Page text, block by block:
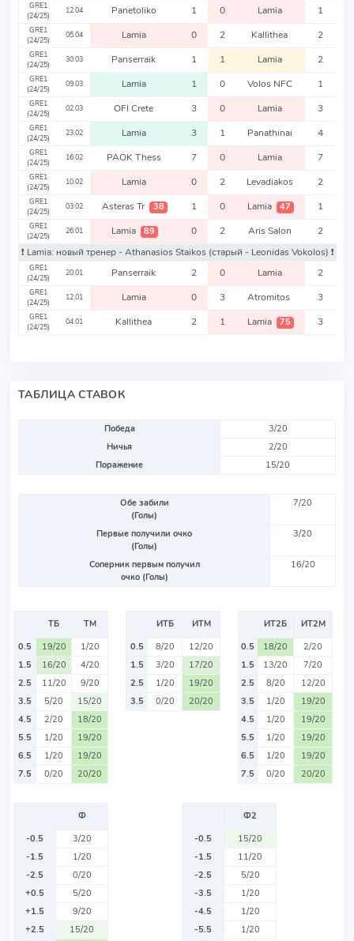
GRE1
(24/25)
12.04 Panetoliko 1 0 Lamia 1
GRE1
(24/25)
05.04 Lamia 0 2 Kallithea 2
GRE1
(24/25)
30.03 Panserraik 1 1 Lamia 2
GRE1
(24/25)
09.03 Lamia 1 0 Volos NFC 1
GRE1
(24/25)
02.03 OFI Crete 3 0 Lamia 3
GRE1
(24/25)
23.02 Lamia 3 1 Panathinai 4
GRE1
(24/25)
16.02 PAOK Thess 7 0 Lamia 7
GRE1
(24/25)
10.02 Lamia 0 2 Levadiakos 2
GRE1
(24/25)
03.02 Asteras Tr 38 1 0 Lamia 47 1
GRE1
(24/25)
26.01 Lamia 89 0 2 Aris Salon
2
❗️ Lamia: новый тренер - Athanasios Staikos (старый - Leonidas Vokolos) ❗️
GRE1
(24/25)
20.01 Panserraik 2 0 Lamia 2
GRE1
(24/25)
12.01 Lamia 0 3 Atromitos 3
GRE1
(24/25)
04.01 Kallithea 2 1 Lamia 75 3
ТАБЛИЦА СТАВОК
Победа
3/20
Ничья
2/20
Поражение
15/20
Обе забили
(Голы)
7/20
Первые получили очко
(Голы)
3/20
Соперник первым получил
очко (Голы)
16/20
ТБ
ТМ
0.5
19/20
1/20
1.5
16/20
4/20
2.5
11/20
9/20
3.5
5/20
15/20
4.5
2/20
18/20
5.5
1/20
19/20
6.5
1/20
19/20
7.5
0/20 20/20
ИТБ
ИТМ
0.5
8/20
12/20
1.5
3/20
17/20
2.5
1/20
19/20
3.5
0/20 20/20
ИТ2Б
ИТ2М
0.5
18/20
2/20
1.5
13/20
7/20
2.5
8/20
12/20
3.5
1/20
19/20
4.5
1/20
19/20
5.5
1/20
19/20
6.5
1/20
19/20
7.5
0/20 20/20
Ф
-0.5
3/20
-1.5
1/20
-2.5
0/20
+0.5
5/20
+1.5
9/20
+2.5
15/20
Ф2
-0.5
15/20
-1.5
11/20
-2.5
5/20
-3.5
1/20
-4.5
1/20
-5.5
1/20